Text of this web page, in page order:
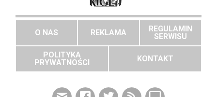
O NAS REKLAMA
REGULAMIN
SERWISU
POLITYKA
PRYWATNOŚCI
KONTAKT